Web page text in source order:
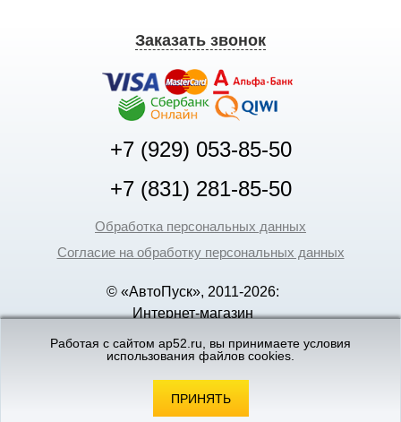
Заказать звонок
+7 (929) 053-85-50
+7 (831) 281-85-50
Обработка персональных данных
Согласие на обработку персональных данных
© «АвтоПуск», 2011-2026:
Интернет-магазин
Новгороде
интернет-магазинов
Работая с сайтом ap52.ru, вы принимаете условия
использования файлов cookies.
ПРИНЯТЬ